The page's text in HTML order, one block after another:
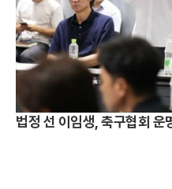
법정 선 이임생, 축구협회 운